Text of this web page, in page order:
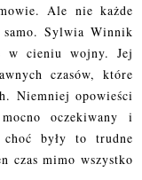
Ale nie każde
samo. Sylwia Winnik
w cieniu wojny. Jej
czasów, które
Niemniej opowieści
oczekiwany i
były to trudne
czas mimo wszystko